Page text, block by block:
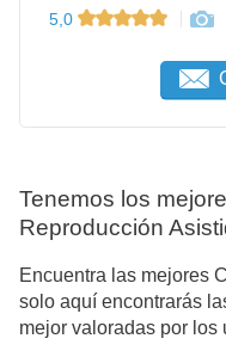
5,0
Tenemos los
Reproducción
Encuentra las mejores
solo aquí encontrarás
mejor valoradas por los